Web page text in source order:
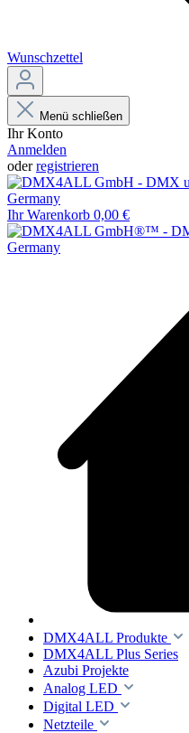
Wunschzettel
Menü schließen
Ihr Konto
Anmelden
oderregistrieren
Ihr Warenkorb 0,00 €
DMX4ALL Produkte
DMX4ALL Plus Series
Azubi Projekte
Analog LED
Digital LED
Netzteile